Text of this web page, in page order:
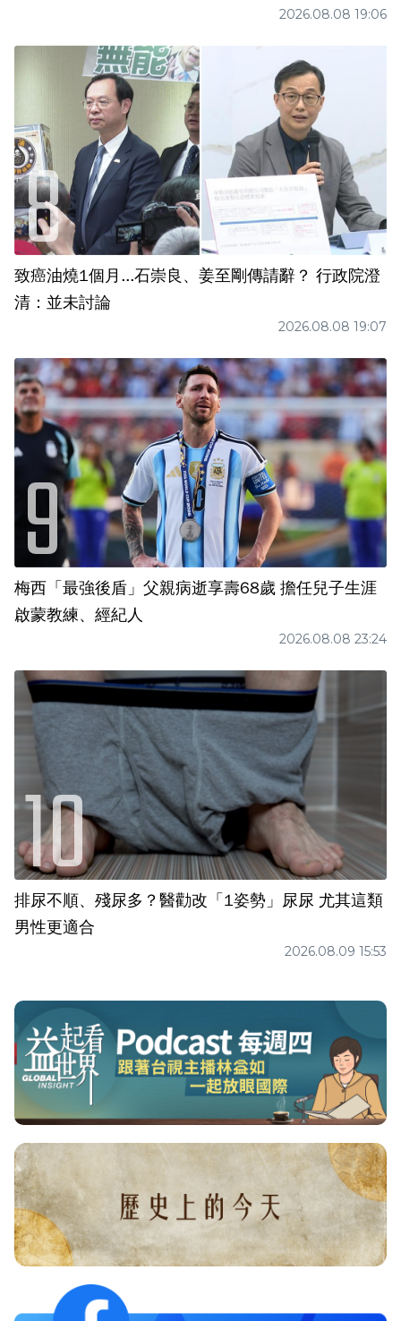
2026.08.08 19:06
致癌油燒1個月...石崇良、姜至剛傳請辭？ 行政院澄
清：並未討論
2026.08.08 19:07
梅西「最強後盾」父親病逝享壽68歲 擔任兒子生涯
啟蒙教練、經紀人
2026.08.08 23:24
排尿不順、殘尿多？醫勸改「1姿勢」尿尿 尤其這類
男性更適合
2026.08.09 15:53